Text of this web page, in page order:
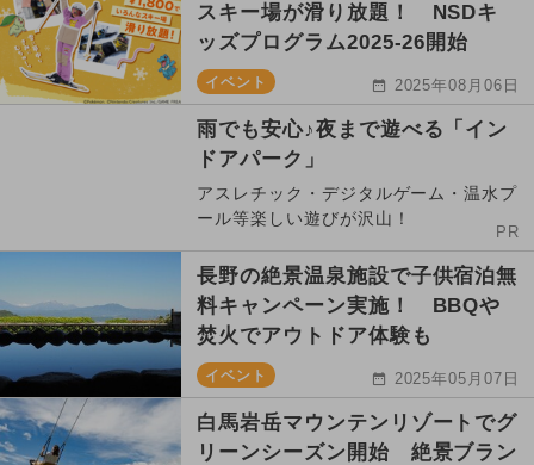
スキー場が滑り放題！ NSDキ
ッズプログラム2025-26開始
イベント 2025年08月06日
雨でも安心♪夜まで遊べる「イン
ドアパーク」
アスレチック・デジタルゲーム・温水プ
ール等楽しい遊びが沢山！
PR
長野の絶景温泉施設で子供宿泊無
料キャンペーン実施！ BBQや
焚火でアウトドア体験も
イベント 2025年05月07日
白馬岩岳マウンテンリゾートでグ
リーンシーズン開始 絶景ブラン